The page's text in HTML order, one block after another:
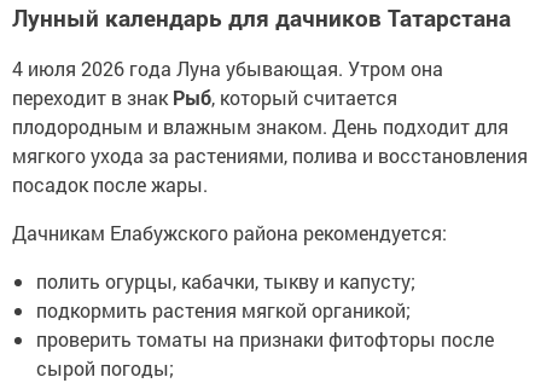
Лунный календарь для дачников Татарстана
4 июля 2026 года Луна убывающая. Утром она
переходит в знакРыб, который считается
плодородным и влажным знаком. День подходит для
мягкого ухода за растениями, полива и восстановления
посадок после жары.
Дачникам Елабужского района рекомендуется:
полить огурцы, кабачки, тыкву и капусту;
подкормить растения мягкой органикой;
проверить томаты на признаки фитофторы после
сырой погоды;